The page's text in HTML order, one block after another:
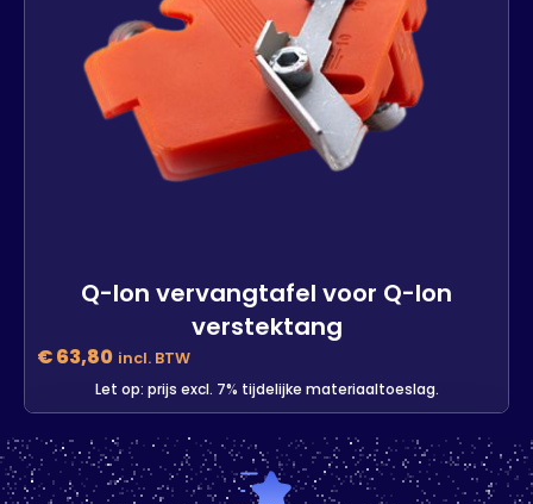
Q-lon vervangtafel voor Q-lon
verstektang
€63,80 incl. BTW
Let op: prijs excl. 7% tijdelijke materiaaltoeslag.
Q-lon vervangtafel voor Q-lon
verstektang